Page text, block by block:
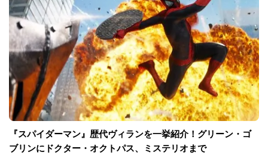
『スパイダーマン』歴代ヴィランを一挙紹介！グリーン・ゴ
ブリンにドクター・オクトパス、ミステリオまで